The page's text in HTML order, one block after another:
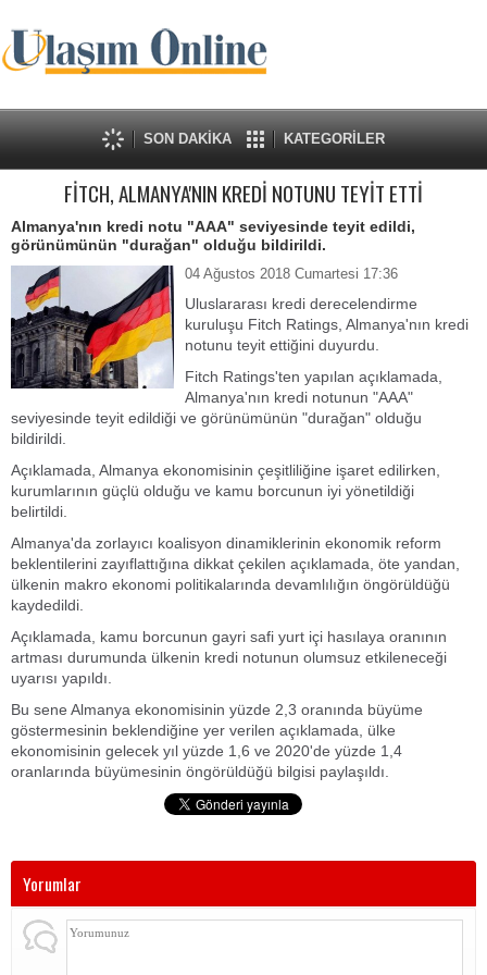
SON DAKİKA KATEGORİLER
FİTCH, ALMANYA'NIN KREDİ NOTUNU TEYİT ETTİ
Almanya'nın kredi notu "AAA" seviyesinde teyit edildi,
görünümünün "durağan" olduğu bildirildi.
04 Ağustos 2018 Cumartesi 17:36
Uluslararası kredi derecelendirme
kuruluşu Fitch Ratings, Almanya'nın kredi
notunu teyit ettiğini duyurdu.
Fitch Ratings'ten yapılan açıklamada,
Almanya'nın kredi notunun "AAA"
seviyesinde teyit edildiği ve görünümünün "durağan" olduğu
bildirildi.
Açıklamada, Almanya ekonomisinin çeşitliliğine işaret edilirken,
kurumlarının güçlü olduğu ve kamu borcunun iyi yönetildiği
belirtildi.
Almanya'da zorlayıcı koalisyon dinamiklerinin ekonomik reform
beklentilerini zayıflattığına dikkat çekilen açıklamada, öte yandan,
ülkenin makro ekonomi politikalarında devamlılığın öngörüldüğü
kaydedildi.
Açıklamada, kamu borcunun gayri safi yurt içi hasılaya oranının
artması durumunda ülkenin kredi notunun olumsuz etkileneceği
uyarısı yapıldı.
Bu sene Almanya ekonomisinin yüzde 2,3 oranında büyüme
göstermesinin beklendiğine yer verilen açıklamada, ülke
ekonomisinin gelecek yıl yüzde 1,6 ve 2020'de yüzde 1,4
oranlarında büyümesinin öngörüldüğü bilgisi paylaşıldı.
Yorumlar